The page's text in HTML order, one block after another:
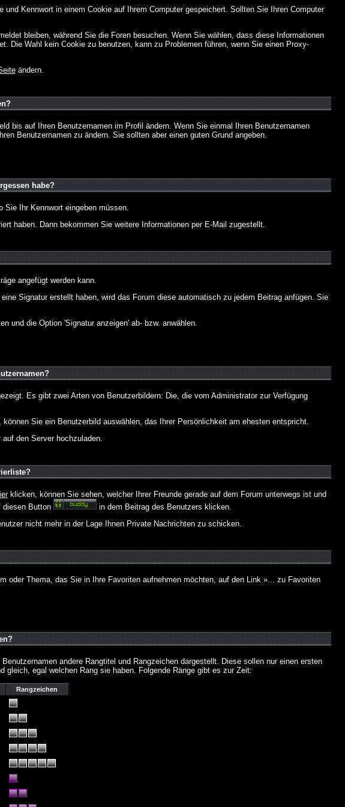
Kennwort in einem Cookie auf Ihrem Computer gespeichert. Sollten Sie Ihren Computer
bleiben, während Sie die Foren besuchen. Wenn Sie wählen, dass diese Informationen
Die Wahl kein Cookie zu benutzen, kann zu Problemen führen, wenn Sie einen Proxy-
ändern.
bis auf Ihren Benutzernamen im Profil ändern. Wenn Sie einmal Ihren Benutzernamen
Benutzernamen zu ändern. Sie sollten aber einen guten Grund angeben.
habe?
Sie Ihr Kennwort eingeben müssen.
haben. Dann bekommen Sie weitere Informationen per E-Mail zugestellt.
angefügt werden kann.
Signatur erstellt haben, wird das Forum diese automatisch zu jedem Beitrag anfügen. Sie
und die Option 'Signatur anzeigen' ab- bzw. anwählen.
Es gibt zwei Arten von Benutzerbildern: Die, die vom Administrator zur Verfügung
Sie ein Benutzerbild auswählen, das Ihrer Persönlichkeit am ehesten entspricht.
den Server hochzuladen.
klicken, können Sie sehen, welcher Ihrer Freunde gerade auf dem Forum unterwegs ist und
diesen Button
in dem Beitrag des Benutzers klicken.
nicht mehr in der Lage Ihnen Private Nachrichten zu schicken.
oder Thema, das Sie in Ihre Favoriten aufnehmen möchten, auf den Link »... zu Favoriten
andere Rangtitel und Rangzeichen dargestellt. Diese sollen nur einen ersten
egal welchen Rang sie haben. Folgende Ränge gibt es zur Zeit:
Rangzeichen